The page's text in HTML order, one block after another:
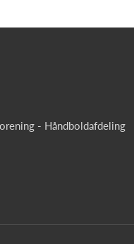
- Håndboldafdeling